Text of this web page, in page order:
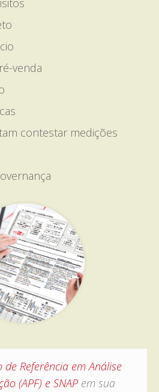
venda
contestar medições
de Referência em Análise
(APF) e SNAP em sua